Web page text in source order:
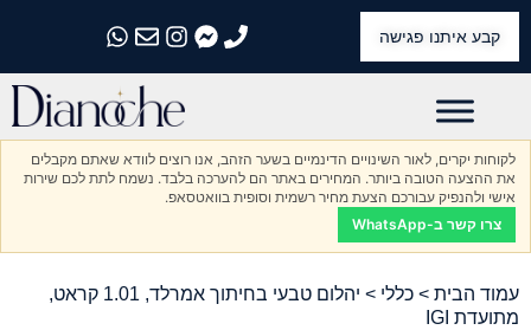
קבע איתנו פגישה
התקשרו אלינו
התקשרו אלינו
התקשרו אלינו
התקשרו אלינו
התקשרו אלינו
לקוחות יקרים, לאור השינויים הדינמיים בשער הזהב, אנו רוצים לוודא שאתם מקבלים
את ההצעה הטובה ביותר. המחירים באתר הם להערכה בלבד. נשמח לתת לכם שירות
אישי ולהנפיק עבורכם הצעת מחיר רשמית וסופית בוואטסאפ.
צרו קשר ב-WhatsApp
עמוד הבית > כללי
> יהלום טבעי בחיתוך אמרלד, 1.01 קראט,
מתועדת IGI